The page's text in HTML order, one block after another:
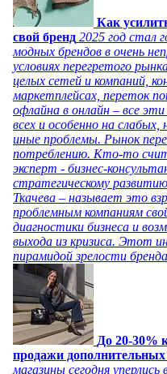
Как
свой бренд 2025 год стал
модных брендов в очень
условиях перегретого
целых сетей и компаний,
маркетплейсах, переток
офлайна в онлайн – все
всех и особенно на
иные проблемы. Рынок
потреблению. Кто-то
эксперт - бизнес-
стратегическому
Ткачева – называет это
проблемным компаниям
диагностики бизнеса и
выхода из кризиса. Этот
пирамидой зрелости
До 20-30%
продажи дополнительных
магазины сегодня